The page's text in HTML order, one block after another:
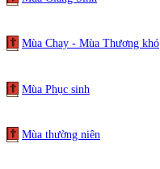
Mùa Chay - Mùa Thương khó
Mùa Phục sinh
Mùa thường niên